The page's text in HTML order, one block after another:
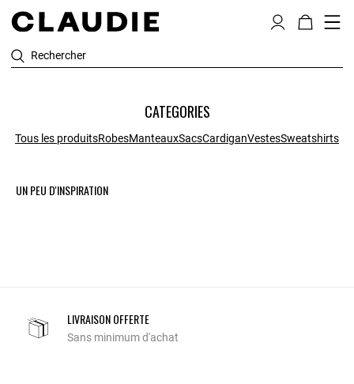
Rechercher
CATEGORIES
Tous les produitsRobesManteauxSacsCardiganVestesSweatshirts
UN PEU D'INSPIRATION
LIVRAISON OFFERTE
Sans minimum d'achat